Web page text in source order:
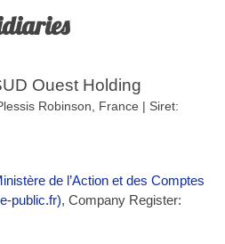
Ouest Holding
Robinson, France | Siret:
de l’Action et des Comptes
public.fr), Company Register: